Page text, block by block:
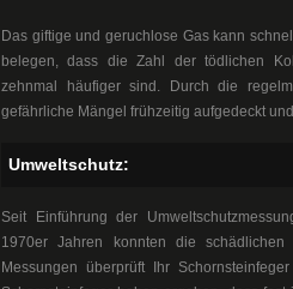
Das giftige und geruchlose Gas kann
belegen, dass die Zahl der tödlichen
zehnmal häufiger sind. Durch die
gefährliche Mängel frühzeitig aufgedeckt
Umweltschutz:
Seit Einführung der
1970er Jahren konnten die
Messungen überprüft Ihr